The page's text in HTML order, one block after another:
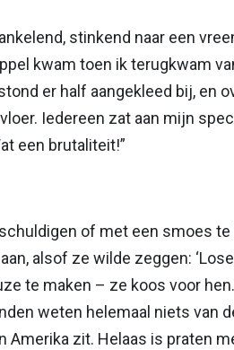
stinkend naar een
kwam toen ik terugkwam
er half aangekleed bij, en
Iedereen zat aan mijn
een brutaliteit!”
of met een smoes
alsof ze wilde zeggen:
te maken – ze koos voor
weten helemaal niets van
Amerika zit. Helaas is praten